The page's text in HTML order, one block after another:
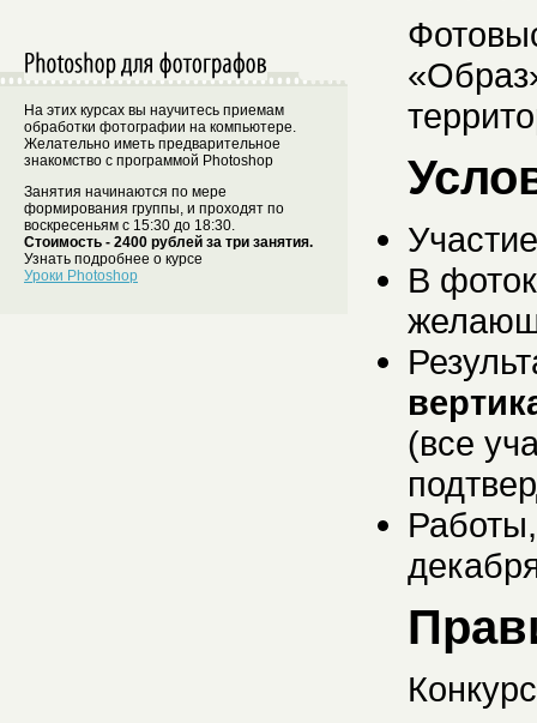
На этих курсах вы научитесь приемам
обработки фотографии на компьютере.
Желательно иметь предварительное
знакомство с программой Photoshop
Занятия начинаются по мере
формирования группы, и проходят по
воскресеньям с 15:30 до 18:30.
Стоимость - 2400 рублей за три занятия.
Узнать подробнее о курсе
Уроки Photoshop
В
(все